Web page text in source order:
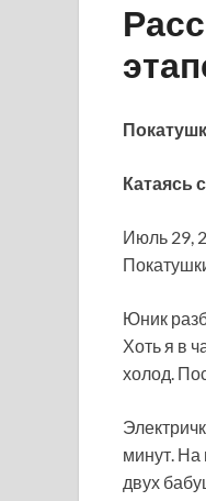
Катаясь
Июль 29,
Юник
Хоть я в
холод.
минут. На
двух